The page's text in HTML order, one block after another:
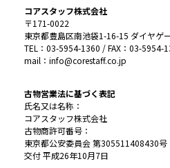
コアスタッフ株式会社
〒171-0022
東京都豊島区南池袋1-16-15 ダイヤゲ
TEL：03-5954-1360 / FAX：03-5954-
mail：info@corestaff.co.jp
古物営業法に基づく表記
氏名又は名称：
コアスタッフ株式会社
古物商許可番号：
東京都公安委員会 第305511408430号
交付 平成26年10月7日